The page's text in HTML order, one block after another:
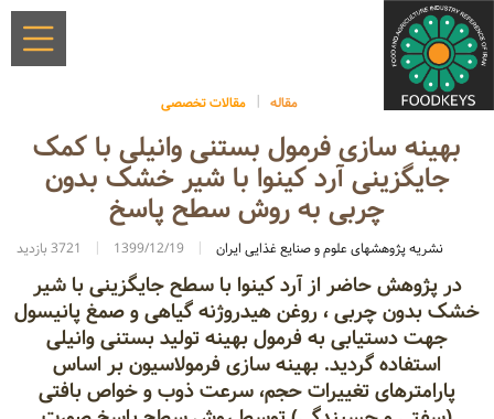
مقاله مقالات تخصصی
بهینه سازی فرمول بستنی وانیلی با کمک
جایگزینی آرد کینوا با شیر خشک بدون
چربی به روش سطح پاسخ
نشریه پژوهشهای علوم و صنایع غذایی ایران 1399/12/19 3721 بازدید
در پژوهش حاضر از آرد کینوا با سطح جایگزینی با شیر
خشک بدون چربی ، روغن هیدروژنه گیاهی و صمغ پانیسول
جهت دستیابی به فرمول بهینه تولید بستنی وانیلی
استفاده گردید. بهینه سازی فرمولاسیون بر اساس
پارامترهای تغییرات حجم، سرعت ذوب و خواص بافتی